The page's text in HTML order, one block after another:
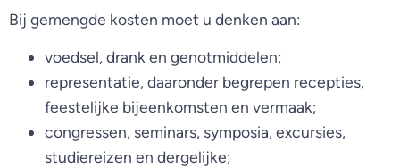
Bij gemengde kosten moet u denken aan:
voedsel, drank en genotmiddelen;
representatie, daaronder begrepen recepties,
feestelijke bijeenkomsten en vermaak;
congressen, seminars, symposia, excursies,
studiereizen en dergelijke;